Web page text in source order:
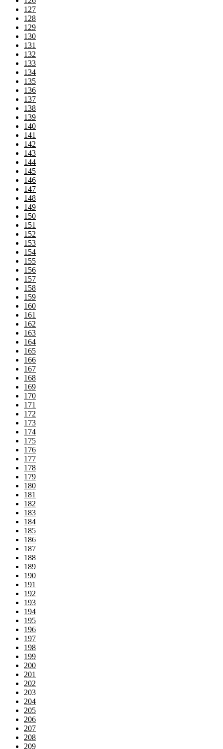
127
128
129
130
131
132
133
134
135
136
137
138
139
140
141
142
143
144
145
146
147
148
149
150
151
152
153
154
155
156
157
158
159
160
161
162
163
164
165
166
167
168
169
170
171
172
173
174
175
176
177
178
179
180
181
182
183
184
185
186
187
188
189
190
191
192
193
194
195
196
197
198
199
200
201
202
203
204
205
206
207
208
209